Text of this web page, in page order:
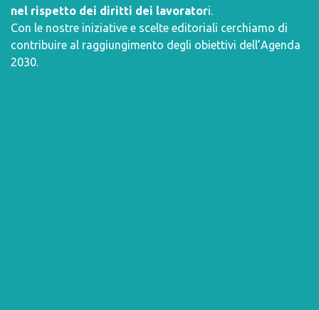
nel rispetto dei diritti dei lavoratori.
Con le nostre iniziative e scelte editoriali cerchiamo di
contribuire al raggiungimento degli obiettivi dell’Agenda
2030.